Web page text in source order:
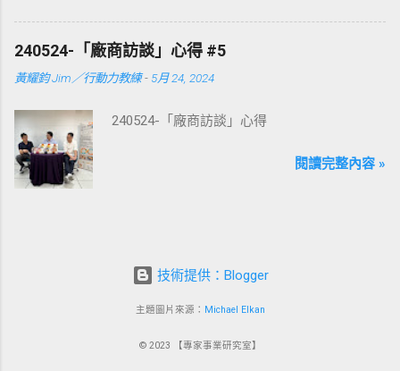
240524-「廠商訪談」心得 #5
黃耀鈞 Jim／行動力教練 - 5月 24, 2024
240524-「廠商訪談」心得
閱讀完整內容 »
技術提供：Blogger
主題圖片來源： Michael Elkan
© 2023 【專家事業研究室】